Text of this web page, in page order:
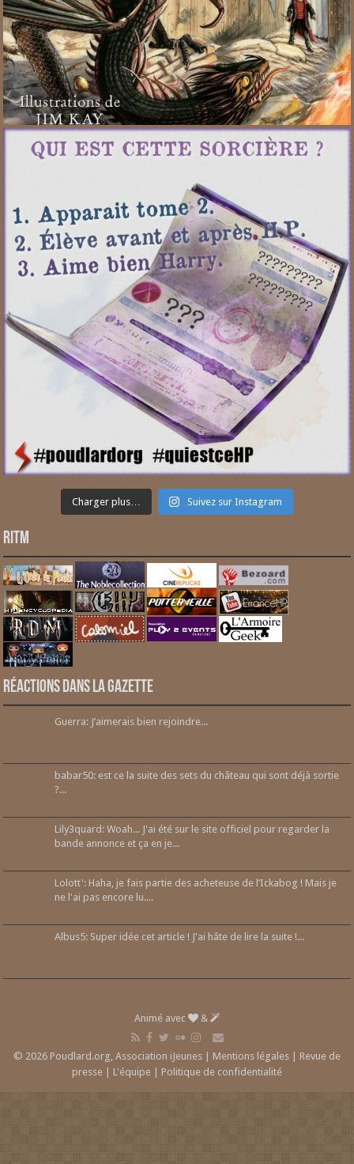
Charger plus… Suivez sur Instagram
RITM
Réactions dans la gazette
Guerra: J’aimerais bien rejoindre...
babar50: est ce la suite des sets du château qui sont déjà sortie
?...
Lily3quard: Woah... J'ai été sur le site officiel pour regarder la
bande annonce et ça en je...
Lolott': Haha, je fais partie des acheteuse de l’Ickabog ! Mais je
ne l'ai pas encore lu....
Albus5: Super idée cet article ! J'ai hâte de lire la suite !...
Animé avec &
© 2026 Poudlard.org, Association iJeunes | Mentions légales
Revue de
presse
L'équipe Politique de confidentialité